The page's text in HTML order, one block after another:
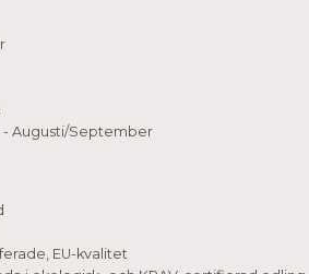
- Augusti/September
EU-kvalitet